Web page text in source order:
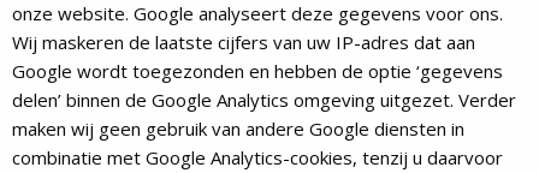
onze website. Google analyseert deze gegevens voor ons.
Wij maskeren de laatste cijfers van uw IP-adres dat aan
Google wordt toegezonden en hebben de optie ‘gegevens
delen’ binnen de Google Analytics omgeving uitgezet. Verder
maken wij geen gebruik van andere Google diensten in
combinatie met Google Analytics-cookies, tenzij u daarvoor